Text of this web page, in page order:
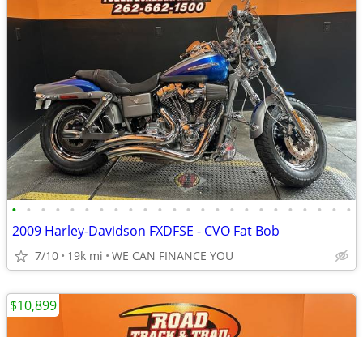
• • • • • • • • • • • • • • • • • • • • • • • •
2009 Harley-Davidson FXDFSE - CVO Fat Bob
7/10 19k mi WE CAN FINANCE YOU
$10,899